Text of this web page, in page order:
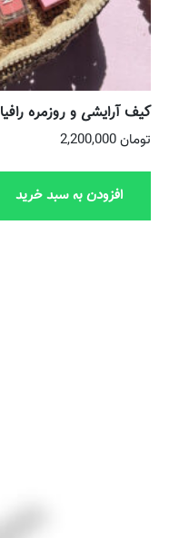
کیف آرایشی و روزمره رافیا
تومان
افزودن به سبد خرید